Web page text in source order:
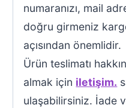
numaranızı, mail
doğru girmeniz
açısından önemlidir.
Ürün teslimatı
almak için iletişim.
ulaşabilirsiniz. İade